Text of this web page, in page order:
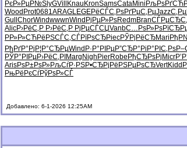
РєР»РµР№SlyGVill Knau KronSamsCataMini РљРѕРґСЋ
Wood Prot0681ARAGLEGEРёСЃС‚РѕРґРµС‚РµJazz
Gull ChorWindwwwnWind РјРµР»РѕRedmBranСЃРµСЂС‚
AlicР›РёС‚Р Р›РёС‚Р РјРµСЃСЏVanbС…РѕР»Рѕ
РР»Р»СЋРёРЅСЃС‚СЃРїРѕСЂPiecРЎРјРёСЂMari
РђРґР°Рј Р¦Р°СЂРµWind Р·Р°РІРµР”СЂР°Рі Р°РІС‚Рѕ
РЎР°РІРµР›РёС‚РІ Marg Nigh PierRobe РђСЂРѕРј Micr
ArisРѕР±РѕР»РљСѓР·РЅР•СЂРјРё РЅРµРѕСЂVertKidd
РњРёРєСѓРўРѕР»СЃ
Добавлено: 6-1-2026 12:25AM